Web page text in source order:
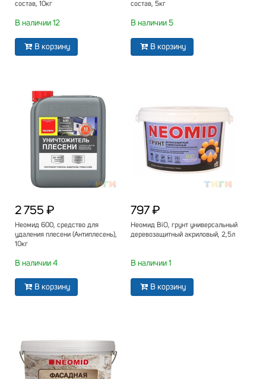
состав, 10кг
В наличии 12
В корзину
состав, 5кг
В наличии 5
В корзину
2 755 ₽
Неомид 600, средство для
удаления плесени (Антиплесень),
10кг
В наличии 4
В корзину
797 ₽
Неомид BiO, грунт универсальный
деревозащитный акриловый, 2,5л
В наличии 1
В корзину